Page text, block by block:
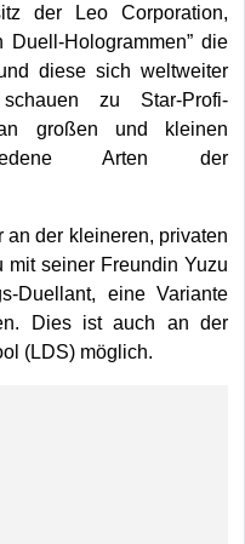
der Leo Corporation,
Hologrammen” die
diese sich weltweiter
zu Star-Profi-
großen und kleinen
Arten der
an der kleineren, privaten
mit seiner Freundin Yuzu
Duellant, eine Variante
Dies ist auch an der
(LDS) möglich.